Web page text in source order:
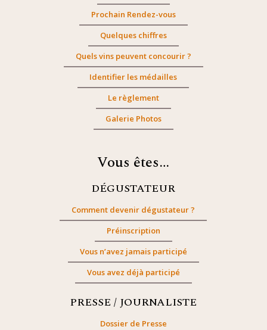
Prochain Rendez-vous
Quelques chiffres
Quels vins peuvent concourir ?
Identifier les médailles
Le règlement
Galerie Photos
Vous êtes…
DÉGUSTATEUR
Comment devenir dégustateur ?
Préinscription
Vous n’avez jamais participé
Vous avez déjà participé
PRESSE / JOURNALISTE
Dossier de Presse